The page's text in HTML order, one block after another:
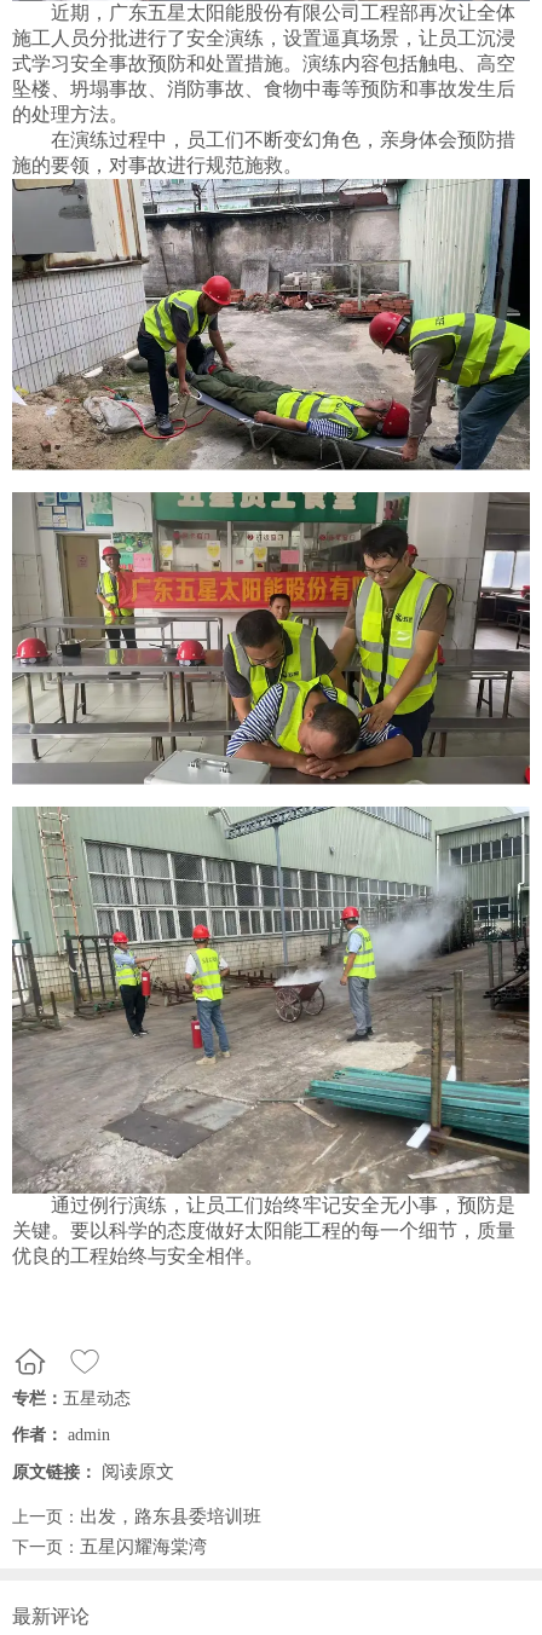
近期，广东五星太阳能股份有限公司工程部再次让全体
施工人员分批进行了安全演练，设置逼真场景，让员工沉浸
式学习安全事故预防和处置措施。演练内容包括触电、高空
坠楼、坍塌事故、消防事故、食物中毒等预防和事故发生后
的处理方法。
在演练过程中，员工们不断变幻角色，亲身体会预防措
施的要领，对事故进行规范施救。
通过例行演练，让员工们始终牢记安全无小事，预防是
关键。要以科学的态度做好太阳能工程的每一个细节，质量
优良的工程始终与安全相伴。
专栏： 五星动态
作者： admin
原文链接： 阅读原文
上一页： 出发，路东县委培训班
下一页： 五星闪耀海棠湾
最新评论